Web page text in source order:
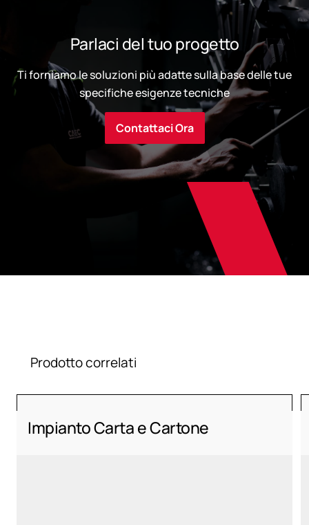
Parlaci del tuo progetto
Ti forniamo le soluzioni più adatte sulla base delle tue
specifiche esigenze tecniche
Contattaci Ora
Prodotto correlati
Impianto Carta e Cartone